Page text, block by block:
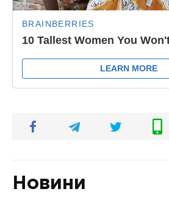
Новини